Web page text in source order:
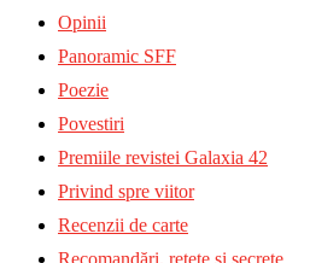
Opinii
Panoramic SFF
Poezie
Povestiri
Premiile revistei Galaxia 42
Privind spre viitor
Recenzii de carte
Recomandări, rețete și secrete